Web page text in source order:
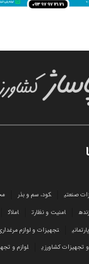
صنعتی کود، سم و بذر
امنیت و نظارت املاک
تجهیزات و لوازم
تجهیزات کشاورزی لوازم و